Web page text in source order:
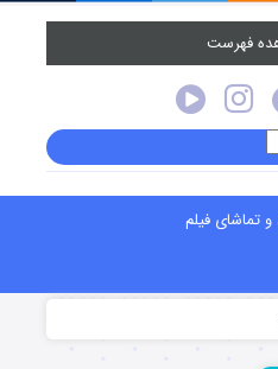
فهرست
و تماشای فیلم